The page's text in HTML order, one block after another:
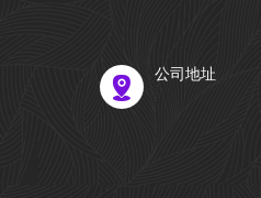
公司地址